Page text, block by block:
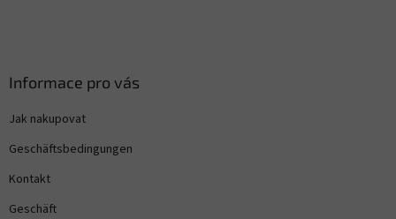
Informace pro vás
Jak nakupovat
Geschäftsbedingungen
Kontakt
Geschäft